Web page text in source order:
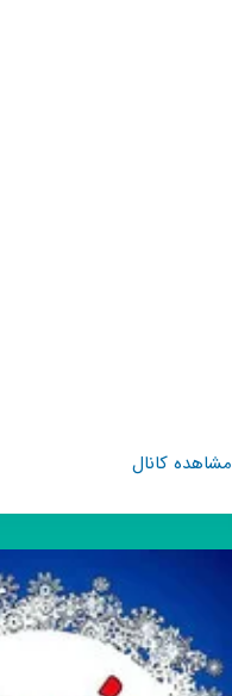
مشاهده کانالکانال
قیمتهای
انلاین
دلار_طلا
_سکه